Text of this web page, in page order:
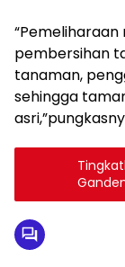
pembersihan
tanaman,
sehingga